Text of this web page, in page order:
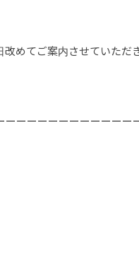
めてご案内させていただ
ーーーーーーーーーーー